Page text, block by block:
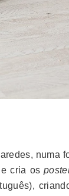
numa
e cria os